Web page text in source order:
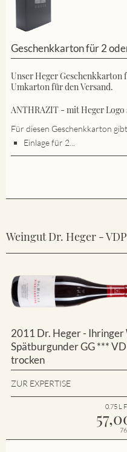
Geschenkkarton für 2
Unser Heger Geschenkkarton
Umkarton für den Versand.
ANTHRAZIT - mit Heger
Für diesen Geschenkkarton
Einlage für 2...
Weingut Dr. Heger -
2011 Dr. Heger - Ihringer
Spätburgunder GG ***
trocken
ZUR EXPERTISE
0.75 L